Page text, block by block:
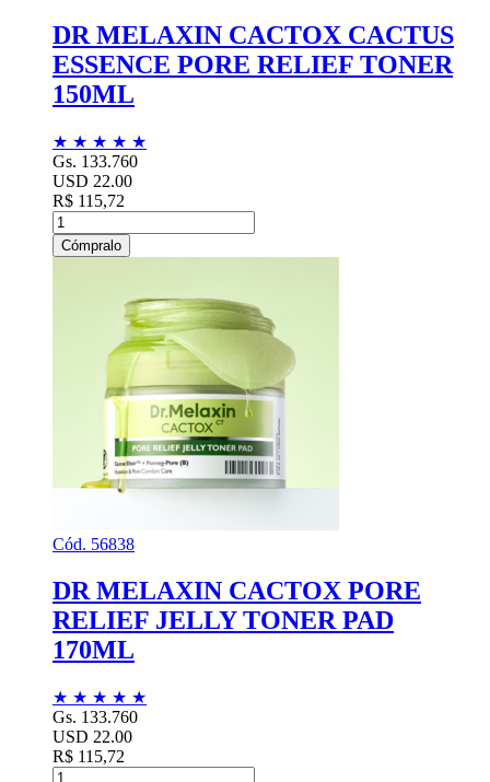
DR MELAXIN CACTOX CACTUS
ESSENCE PORE RELIEF TONER
150ML
★ ★ ★ ★ ★
Gs. 133.760
USD 22.00
R$ 115,72
Cómpralo
Cód. 56838
DR MELAXIN CACTOX PORE
RELIEF JELLY TONER PAD
170ML
★ ★ ★ ★ ★
Gs. 133.760
USD 22.00
R$ 115,72